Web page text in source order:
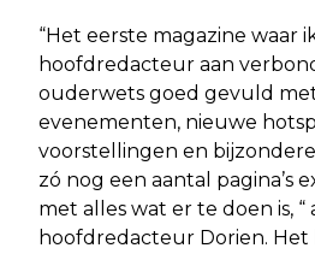
“Het eerste magazine waar
hoofdredacteur aan
ouderwets goed gevuld
evenementen, nieuwe
voorstellingen en bijzondere
zó nog een aantal pagina’s
met alles wat er te doen is, “
hoofdredacteur Dorien. Het